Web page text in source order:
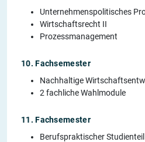
Unternehmenspolitisches
Wirtschaftsrecht II
Prozessmanagement
10. Fachsemester
Nachhaltige
2 fachliche Wahlmodule
11. Fachsemester
Berufspraktischer